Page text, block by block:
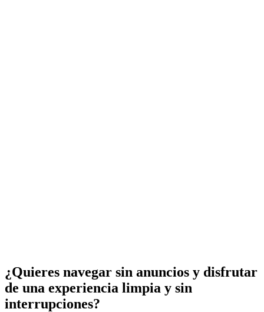
¿Quieres navegar sin anuncios y disfrutar
de una experiencia limpia y sin
interrupciones?